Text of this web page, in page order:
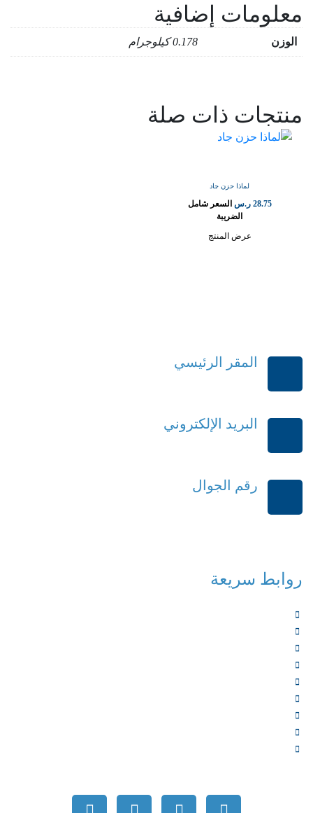
معلومات إضافية
الوزن 0.178 كيلوجرام
منتجات ذات صلة
لماذا حزن جاد
28.75 ر.س السعر شامل
الضريبة
عرض المنتج
المقر الرئيسي
البريد الإلكتروني
رقم الجوال
روابط سريعة